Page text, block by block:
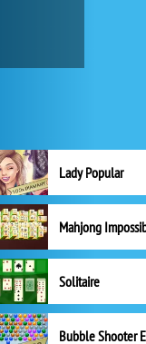
Lady Popular
Mahjong
Solitaire